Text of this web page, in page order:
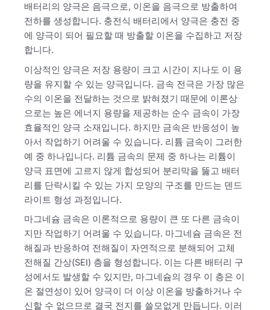
배터리의 양극은 음극으로, 이온을 음극으로 방출하여
전하를 생성합니다. 충전식 배터리에서 양극은 충전 중
에 양극이 되어 필요할 때 방출할 이온을 수집하고 저장
합니다.
이상적인 양극은 저장 용량이 크고 시간이 지나도 이 용
량을 유지할 수 있는 양극입니다. 금속 전극은 가장 많은
수의 이온을 전달하는 것으로 밝혀졌기 때문에 이론상
으로는 높은 에너지 용량을 제공하는 순수 금속이 가장
효율적인 양극 소재입니다. 하지만 금속은 반응성이 높
아서 작업하기 어려울 수 있습니다. 리튬 금속이 그러한
예 중 하나입니다. 리튬 금속의 문제 중 하나는 리튬이
양극 표면에 고르지 않게 합성되어 분리막을 뚫고 배터
리를 단락시킬 수 있는 가지 모양의 구조를 만드는 덴드
라이트 형성 과정입니다.
마그네슘 금속은 이론적으로 용량이 큰 또 다른 금속이
지만 작업하기 어려울 수 있습니다. 마그네슘 금속은 전
해질과 반응하여 전해질이 자연적으로 분해되어 고체
전해질 간상(SEI) 층을 형성합니다. 이는 다른 배터리 구
성에서도 발생할 수 있지만, 마그네슘의 경우 이 층은 이
온 절연성이 있어 양극이 더 이상 이온을 방출하거나 수
신할 수 없으므로 결국 전지를 쓸모없게 만듭니다. 이러